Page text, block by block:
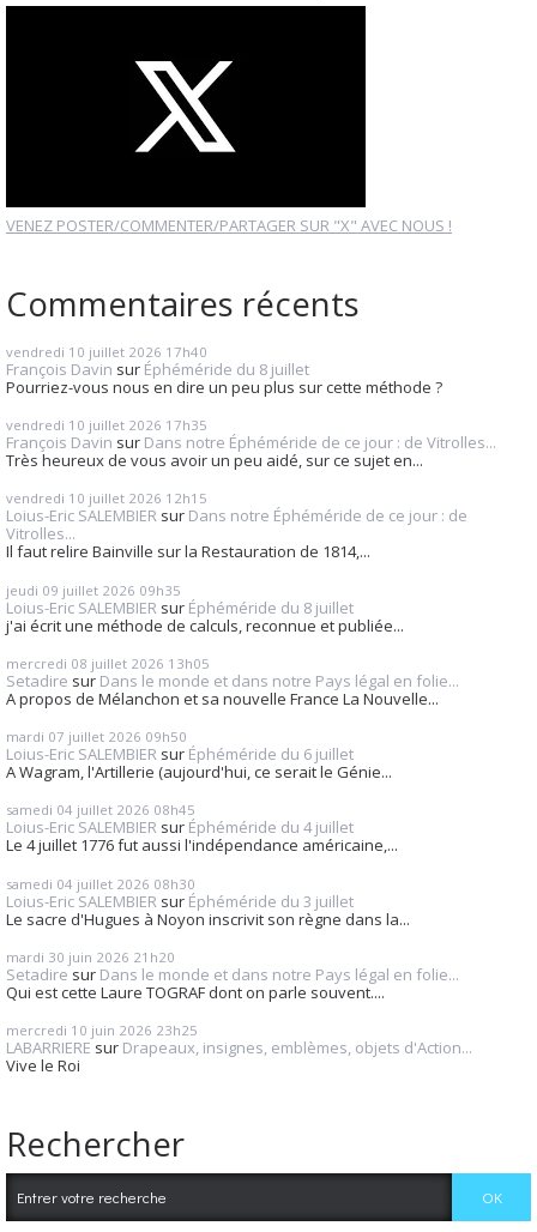
VENEZ POSTER/COMMENTER/PARTAGER SUR "X" AVEC NOUS !
Commentaires récents
vendredi 10 juillet 2026 17h40
François Davin sur Éphéméride du 8 juillet
Pourriez-vous nous en dire un peu plus sur cette méthode ?
vendredi 10 juillet 2026 17h35
François Davin sur Dans notre Éphéméride de ce jour : de Vitrolles...
Très heureux de vous avoir un peu aidé, sur ce sujet en...
vendredi 10 juillet 2026 12h15
Loius-Eric SALEMBIER sur Dans notre Éphéméride de ce jour : de
Vitrolles...
Il faut relire Bainville sur la Restauration de 1814,...
jeudi 09 juillet 2026 09h35
Loius-Eric SALEMBIER sur Éphéméride du 8 juillet
j'ai écrit une méthode de calculs, reconnue et publiée...
mercredi 08 juillet 2026 13h05
Setadire sur Dans le monde et dans notre Pays légal en folie...
A propos de Mélanchon et sa nouvelle France La Nouvelle...
mardi 07 juillet 2026 09h50
Loius-Eric SALEMBIER sur Éphéméride du 6 juillet
A Wagram, l'Artillerie (aujourd'hui, ce serait le Génie...
samedi 04 juillet 2026 08h45
Loius-Eric SALEMBIER sur Éphéméride du 4 juillet
Le 4 juillet 1776 fut aussi l'indépendance américaine,...
samedi 04 juillet 2026 08h30
Loius-Eric SALEMBIER sur Éphéméride du 3 juillet
Le sacre d'Hugues à Noyon inscrivit son règne dans la...
mardi 30 juin 2026 21h20
Setadire sur Dans le monde et dans notre Pays légal en folie...
Qui est cette Laure TOGRAF dont on parle souvent....
mercredi 10 juin 2026 23h25
LABARRIERE sur Drapeaux, insignes, emblèmes, objets d'Action...
Vive le Roi
Rechercher